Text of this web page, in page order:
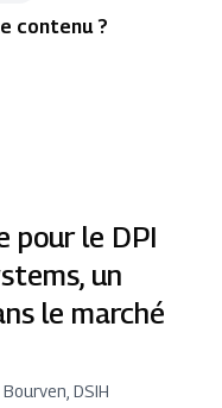
contenu ?
pour le DPI
un
le marché
DSIH